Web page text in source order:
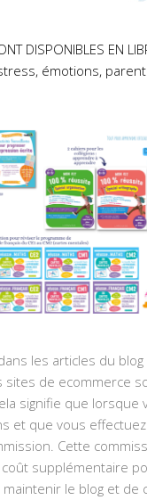
DISPONIBLES EN
émotions,
les articles du blog
sites de ecommerce
signifie que lorsque
et que vous
Cette
supplémentaire
le blog et de